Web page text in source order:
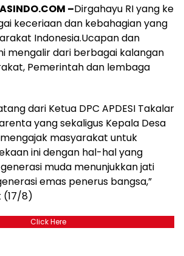
–Dirgahayu RI yang ke
keceriaan dan kebahagian yang
Indonesia.Ucapan dan
mengalir dari berbagai kalangan
Pemerintah dan lembaga
dari Ketua DPC APDESI Takalar
yang sekaligus Kepala Desa
masyarakat untuk
ini dengan hal-hal yang
muda menunjukkan jati
emas penerus bangsa,”
(17/8)
Click Here